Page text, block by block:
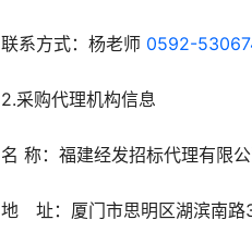
联系方式：杨老师 0592-
2.采购代理机构信息
名 称：福建经发招标代理有限公
地 址：厦门市思明区湖滨南路